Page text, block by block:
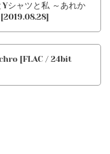
シャツと私 ～あれか
[FLAC / 24bit